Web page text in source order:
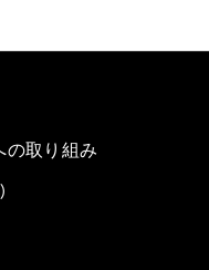
の取り組み